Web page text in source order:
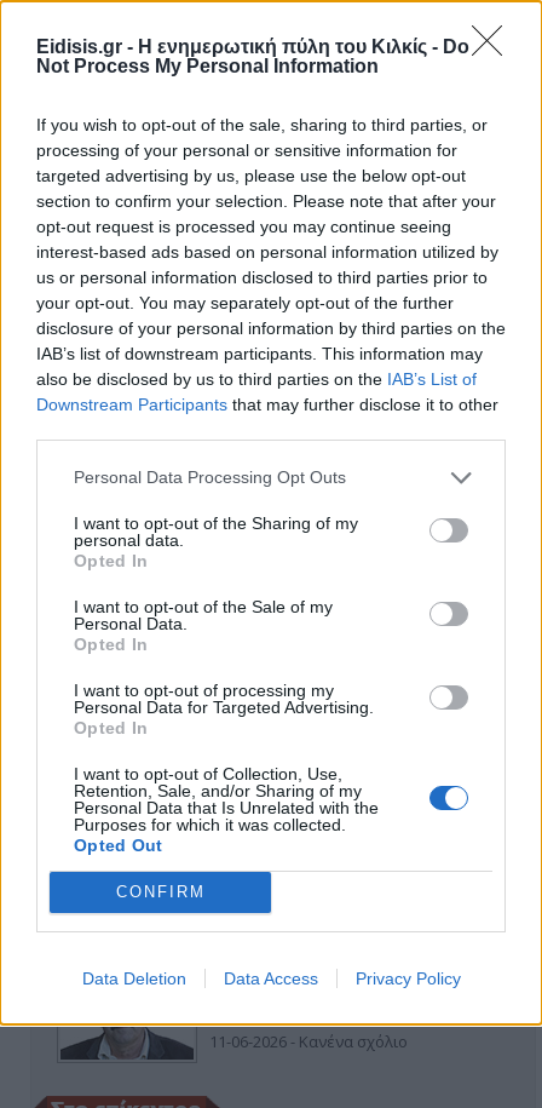
Eidisis.gr - Η ενημερωτική πύλη του Κιλκίς - Do
Not Process My Personal Information
If you wish to opt-out of the sale, sharing to third parties, or
processing of your personal or sensitive information for
targeted advertising by us, please use the below opt-out
section to confirm your selection. Please note that after your
opt-out request is processed you may continue seeing
interest-based ads based on personal information utilized by
us or personal information disclosed to third parties prior to
your opt-out. You may separately opt-out of the further
disclosure of your personal information by third parties on the
IAB’s list of downstream participants. This information may
also be disclosed by us to third parties on the IAB’s List of
Downstream Participants that may further disclose it to other
Personal Data Processing Opt Outs
I want to opt-out of the Sharing of my
personal data.
Opted In
I want to opt-out of the Sale of my
Personal Data.
Opted In
I want to opt-out of processing my
Personal Data for Targeted Advertising.
Opted In
I want to opt-out of Collection, Use,
Retention, Sale, and/or Sharing of my
Personal Data that Is Unrelated with the
Purposes for which it was collected.
Opted Out
CONFIRM
Data Deletion Data Access Privacy Policy
Ειδήσεις 5-8-2026
ΑΠΟΨΕΙΣ
Εδώ Παππάς, εκεί Παππάς, που είναι
ο ΣΥΡΙΖΑ και οι Κιλκισιώτες
26-07-2026 - Κανένα σχόλιο
Κιλκίς προς Χατζηδάκη: Στηρίξτε
11-06-2026 - Κανένα σχόλιο